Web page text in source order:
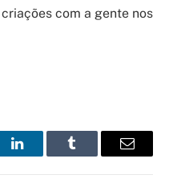
com a gente nos
LinkedInTumblr Email